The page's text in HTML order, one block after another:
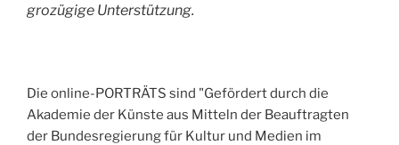
grozügige Unterstützung.
Die online-PORTRÄTS sind "Gefördert durch die
Akademie der Künste aus Mitteln der Beauftragten
der Bundesregierung für Kultur und Medien im